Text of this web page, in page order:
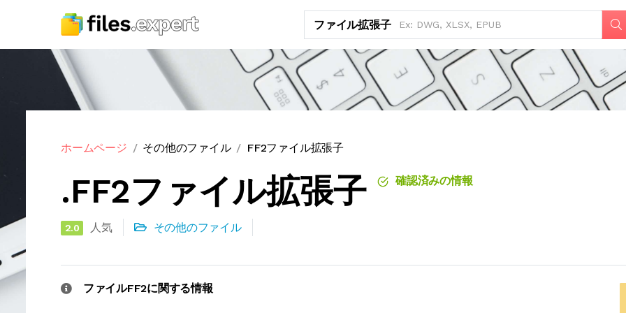
ファイル拡張子
ホームページ その他のファイル FF2ファイル拡張子
.FF2ファイル拡張子 確認済みの情報
2.0 人気 その他のファイル
ファイルFF2に関する情報